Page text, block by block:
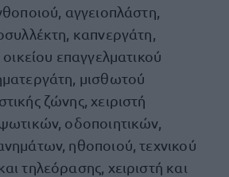
αγγειοπλάστη,
καπνεργάτη,
επαγγελματικού
μισθωτού
ζώνης, χειριστή
οδοποιητικών,
ηθοποιού, τεχνικού
τηλεόρασης, χειριστή και